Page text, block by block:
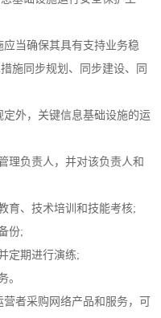
当确保其具有支持业务稳
施同步规划、同步建设、同
外，关键信息基础设施的运
负责人，并对该负责人和
、技术培训和技能考核;
份;
定期进行演练;
。
者采购网络产品和服务，可